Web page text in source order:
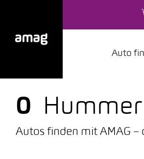
Auto
0
Autos finden mit AMAG –